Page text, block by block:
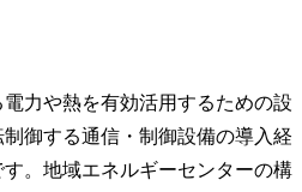
力や熱を有効活用するための設
御する通信・制御設備の導入経
。地域エネルギーセンターの構